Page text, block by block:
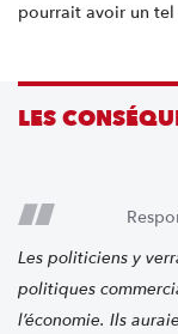
pourrait avoir un tel
LES
Les politiciens y verraient une victoire montrant comment les
politiques
l’économie. Ils